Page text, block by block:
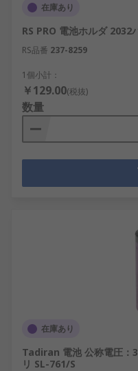
在庫あり
RS PRO 電池ホルダ
RS品番 237-8259
1個小計：
￥129.00(税抜)
数量
在庫あり
Tadiran 電池 公称電圧：
リ SL-761/S